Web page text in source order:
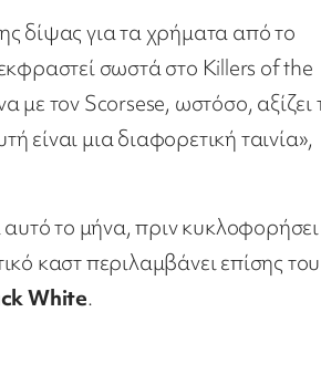
δίψας για τα χρήματα από το
σωστά στο Killers of the
με τον Scorsese, ωστόσο, αξίζει
είναι μια διαφορετική ταινία»,
το μήνα, πριν κυκλοφορήσει
καστ περιλαμβάνει επίσης
White.